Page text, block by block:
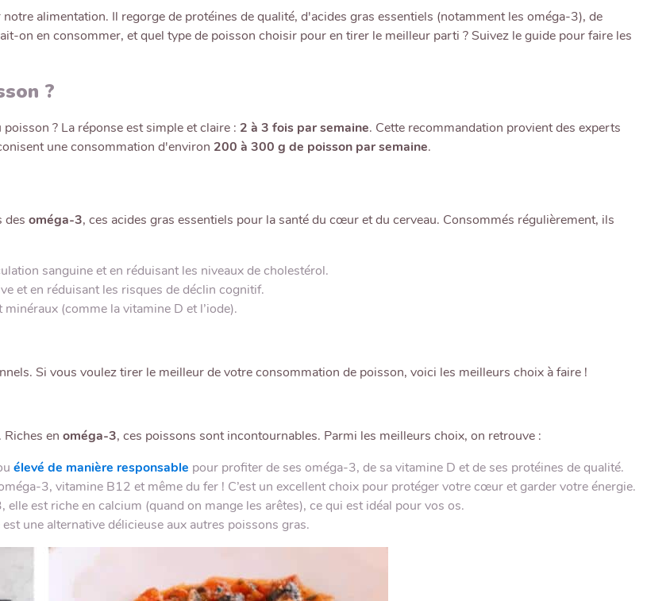
alimentation. Il regorge de protéines de qualité, d'acides gras essentiels (notamment les oméga-3), de
on en consommer, et quel type de poisson choisir pour en tirer le meilleur parti ? Suivez le guide pour faire les
?
? La réponse est simple et claire : 2 à 3 fois par semaine. Cette recommandation provient des experts
une consommation d'environ 200 à 300 g de poisson par semaine.
des oméga-3, ces acides gras essentiels pour la santé du cœur et du cerveau. Consommés régulièrement, ils
sanguine et en réduisant les niveaux de cholestérol.
et en réduisant les risques de déclin cognitif.
(comme la vitamine D et l’iode).
Si vous voulez tirer le meilleur de votre consommation de poisson, voici les meilleurs choix à faire !
en oméga-3, ces poissons sont incontournables. Parmi les meilleurs choix, on retrouve :
élevé de manière responsable pour profiter de ses oméga-3, de sa vitamine D et de ses protéines de qualité.
3, vitamine B12 et même du fer ! C’est un excellent choix pour protéger votre cœur et garder votre énergie.
est riche en calcium (quand on mange les arêtes), ce qui est idéal pour vos os.
une alternative délicieuse aux autres poissons gras.